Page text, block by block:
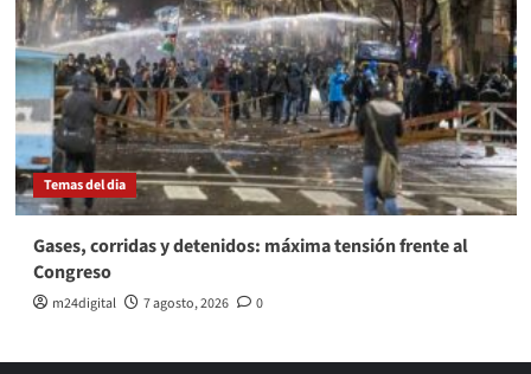
Temas del dia
Gases, corridas y detenidos: máxima tensión frente al
Congreso
m24digital 7 agosto, 2026 0